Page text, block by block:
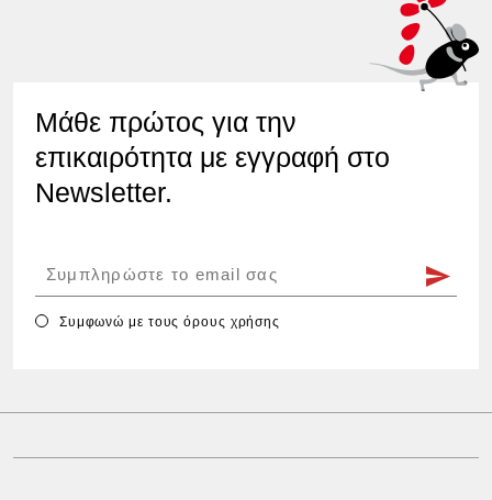
Μάθε πρώτος για την
επικαιρότητα με εγγραφή στο
Newsletter.
Συμφωνώ με τουςόρους χρήσης